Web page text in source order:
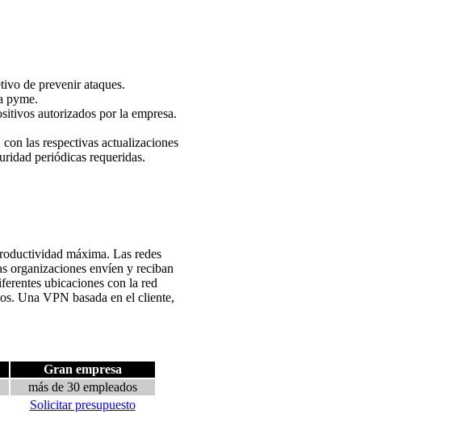
de prevenir ataques.
pyme.
autorizados por la empresa.
las respectivas actualizaciones
periódicas requeridas.
máxima. Las redes
organizaciones envíen y reciban
ubicaciones con la red
Una VPN basada en el cliente,
Gran empresa
más de 30 empleados
Solicitar presupuesto